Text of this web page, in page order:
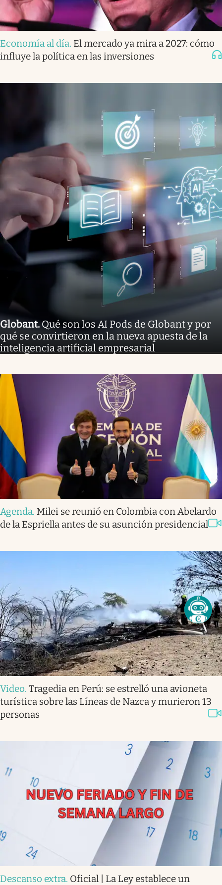
Economía al día. El mercado ya mira a 2027: cómo
influye la política en las inversiones
Globant.Qué son los AI Pods de Globant y por
qué se convirtieron en la nueva apuesta de la
inteligencia artificial empresarial
Agenda. Milei se reunió en Colombia con Abelardo
de la Espriella antes de su asunción presidencial
Video. Tragedia en Perú: se estrelló una avioneta
turística sobre las Líneas de Nazca y murieron 13
personas
Descanso extra. Oficial | La Ley establece un